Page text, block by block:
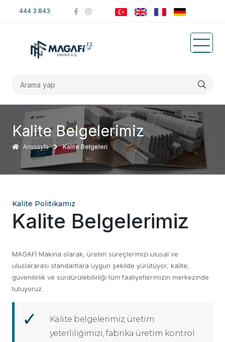
444 3 843
Kalite Belgelerimiz
Anasayfa Kalite Belgeleri
Kalite Politikamız
Kalite Belgelerimiz
MAGAFİ Makina olarak, üretim süreçlerimizi ulusal ve
uluslararası standartlara uygun şekilde yürütüyor; kalite,
güvenilirlik ve sürdürülebilirliği tüm faaliyetlerimizin merkezinde
tutuyoruz.
Kalite belgelerimiz; üretim
yeterliliğimizi, fabrika üretim kontrol